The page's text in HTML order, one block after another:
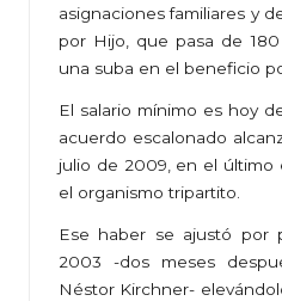
asignaciones familiares y
por Hijo, que pasa de
una suba en el beneficio
El salario mínimo es hoy
acuerdo escalonado
julio de 2009, en el último
el organismo tripartito.
Ese haber se ajustó por
2003 -dos meses
Néstor Kirchner-